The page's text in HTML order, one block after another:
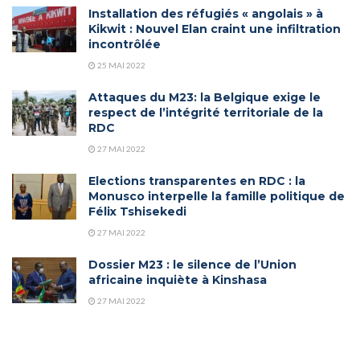
Installation des réfugiés « angolais » à
Kikwit : Nouvel Elan craint une infiltration
incontrôlée
25 MAI 2022
Attaques du M23: la Belgique exige le
respect de l’intégrité territoriale de la
RDC
27 MAI 2022
Elections transparentes en RDC : la
Monusco interpelle la famille politique de
Félix Tshisekedi
27 MAI 2022
Dossier M23 : le silence de l’Union
africaine inquiète à Kinshasa
27 MAI 2022